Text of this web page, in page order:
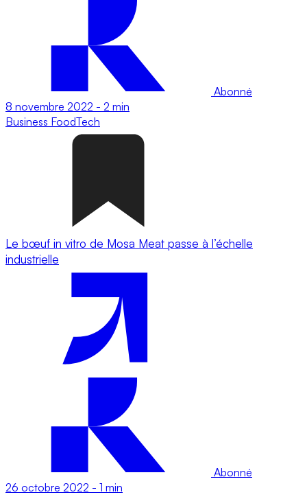
Abonné
8 novembre 2022 - 2 min
Business FoodTech
Le bœuf in vitro de Mosa Meat passe à l’échelle
industrielle
Abonné
26 octobre 2022 - 1 min